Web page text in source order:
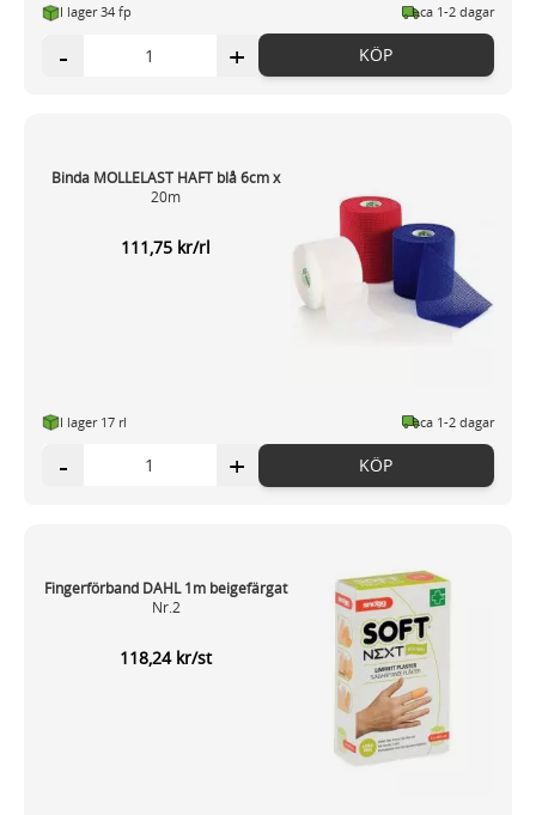
I lager 34 fp ca 1-2 dagar
- + KÖP
Binda MOLLELAST HAFT blå 6cm x
20m
111,75 kr/rl
I lager 17 rl ca 1-2 dagar
- + KÖP
Fingerförband DAHL 1m beigefärgat
Nr.2
118,24 kr/st